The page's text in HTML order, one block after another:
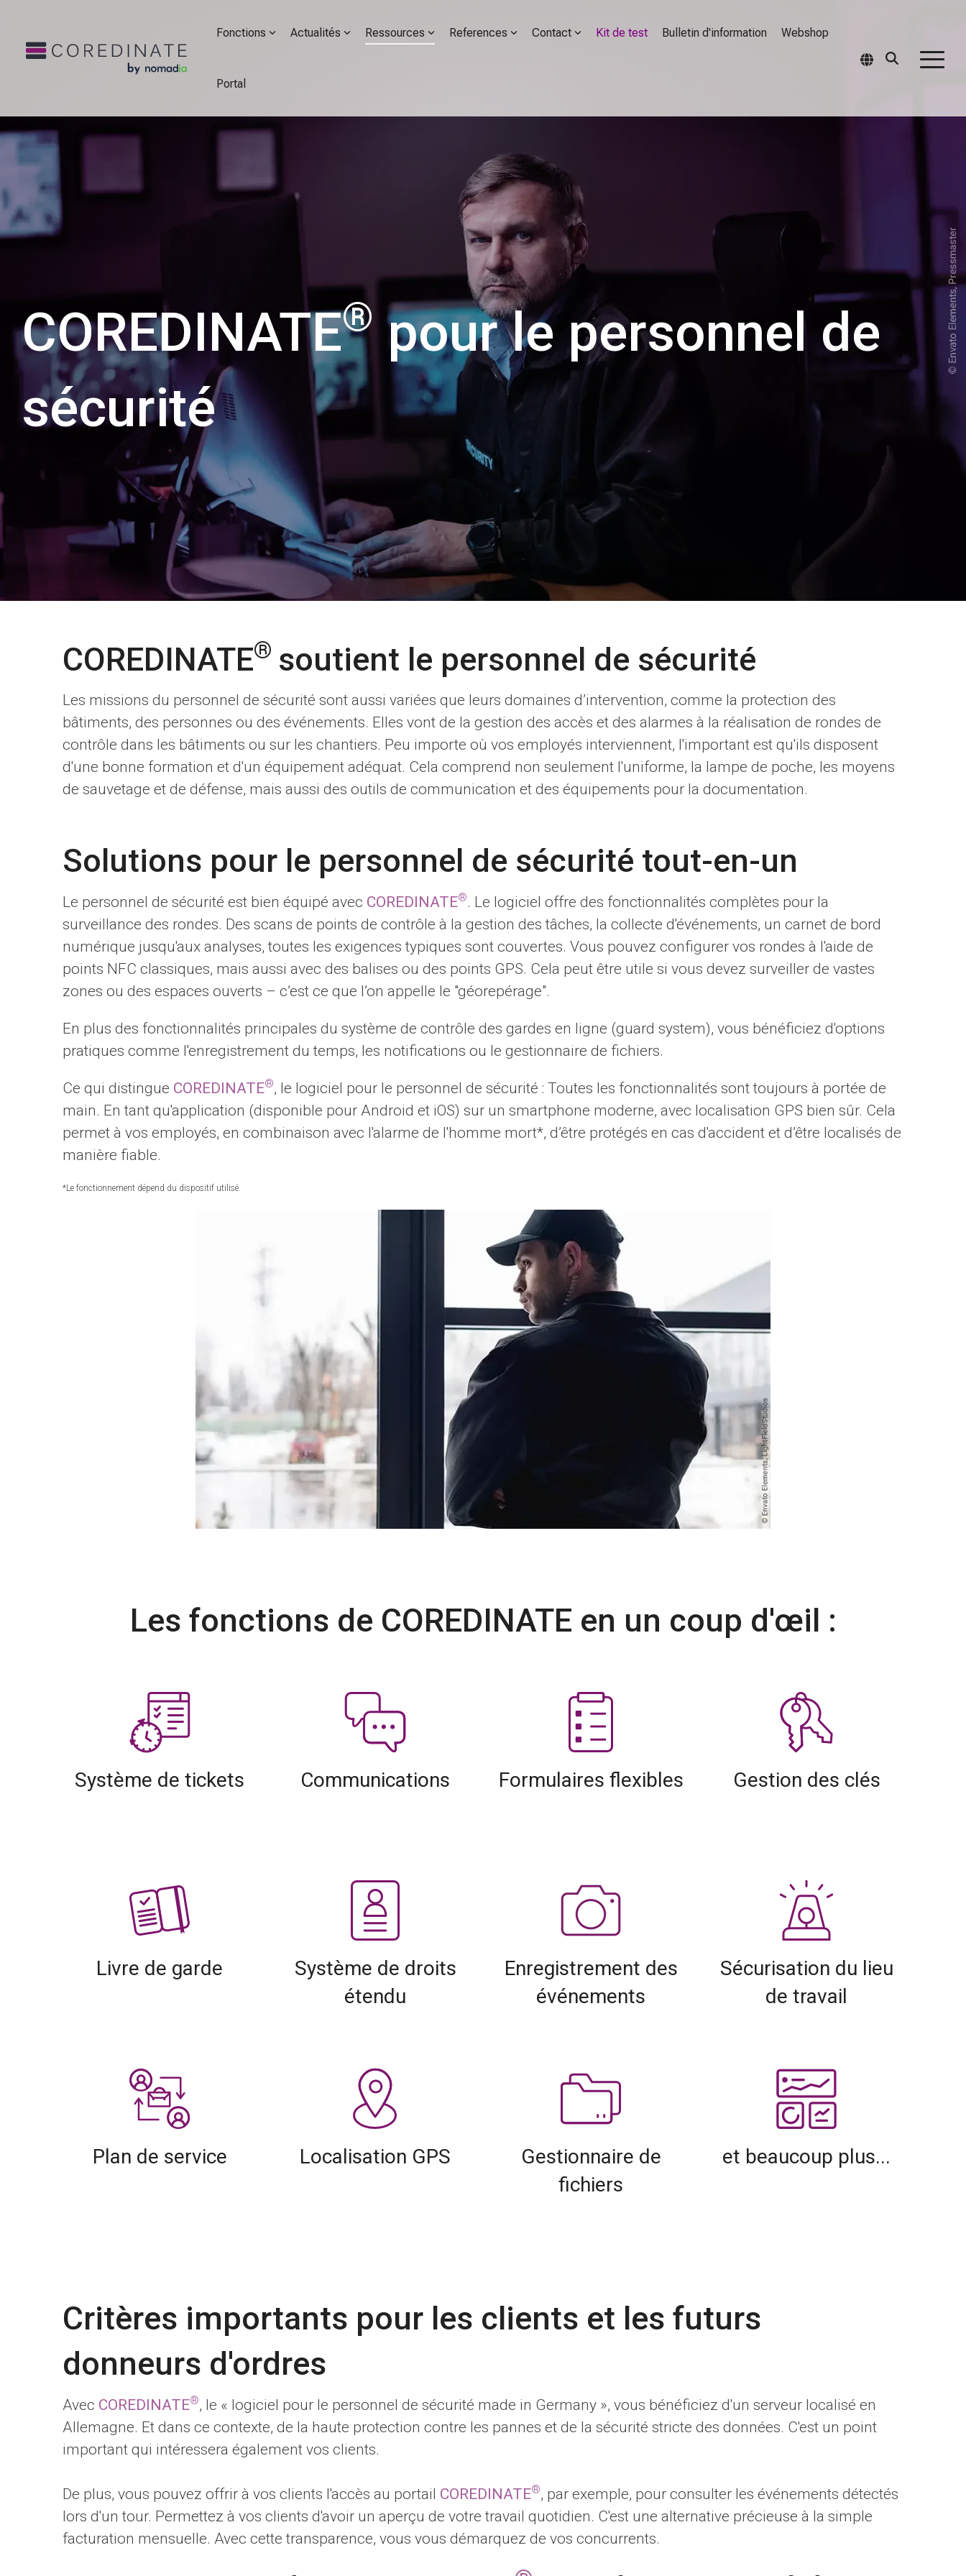
Fonctions Actualités Ressources References Contact Kit de test Bulletin d'information Webshop
Portal
COREDINATE® pour le personnel de
sécurité
COREDINATE® soutient le personnel de sécurité
Les missions du personnel de sécurité sont aussi variées que leurs domaines d’intervention, comme la protection des
bâtiments, des personnes ou des événements. Elles vont de la gestion des accès et des alarmes à la réalisation de rondes de
contrôle dans les bâtiments ou sur les chantiers. Peu importe où vos employés interviennent, l'important est qu'ils disposent
d'une bonne formation et d'un équipement adéquat. Cela comprend non seulement l'uniforme, la lampe de poche, les moyens
de sauvetage et de défense, mais aussi des outils de communication et des équipements pour la documentation.
Solutions pour le personnel de sécurité tout-en-un
Le personnel de sécurité est bien équipé avec COREDINATE®. Le logiciel offre des fonctionnalités complètes pour la
surveillance des rondes. Des scans de points de contrôle à la gestion des tâches, la collecte d'événements, un carnet de bord
numérique jusqu'aux analyses, toutes les exigences typiques sont couvertes. Vous pouvez configurer vos rondes à l'aide de
points NFC classiques, mais aussi avec des balises ou des points GPS. Cela peut être utile si vous devez surveiller de vastes
zones ou des espaces ouverts – c’est ce que l’on appelle le "géorepérage".
En plus des fonctionnalités principales du système de contrôle des gardes en ligne (guard system), vous bénéficiez d'options
pratiques comme l'enregistrement du temps, les notifications ou le gestionnaire de fichiers.
Ce qui distingue COREDINATE®, le logiciel pour le personnel de sécurité : Toutes les fonctionnalités sont toujours à portée de
main. En tant qu'application (disponible pour Android et iOS) sur un smartphone moderne, avec localisation GPS bien sûr. Cela
permet à vos employés, en combinaison avec l'alarme de l'homme mort*, d’être protégés en cas d'accident et d’être localisés de
manière fiable.
*Le fonctionnement dépend du dispositif utilisé.
Les fonctions de COREDINATE en un coup d'œil :
Système de tickets Communications Formulaires flexibles Gestion des clés
Livre de garde
Système de droits
étendu
Enregistrement des
événements
Sécurisation du lieu
de travail
Plan de service Localisation GPS
Gestionnaire de
fichiers
et beaucoup plus...
Critères importants pour les clients et les futurs
donneurs d'ordres
Avec COREDINATE®, le « logiciel pour le personnel de sécurité made in Germany », vous bénéficiez d'un serveur localisé en
Allemagne. Et dans ce contexte, de la haute protection contre les pannes et de la sécurité stricte des données. C'est un point
important qui intéressera également vos clients.
De plus, vous pouvez offrir à vos clients l'accès au portail COREDINATE®, par exemple, pour consulter les événements détectés
lors d'un tour. Permettez à vos clients d'avoir un aperçu de votre travail quotidien. C'est une alternative précieuse à la simple
facturation mensuelle. Avec cette transparence, vous vous démarquez de vos concurrents.